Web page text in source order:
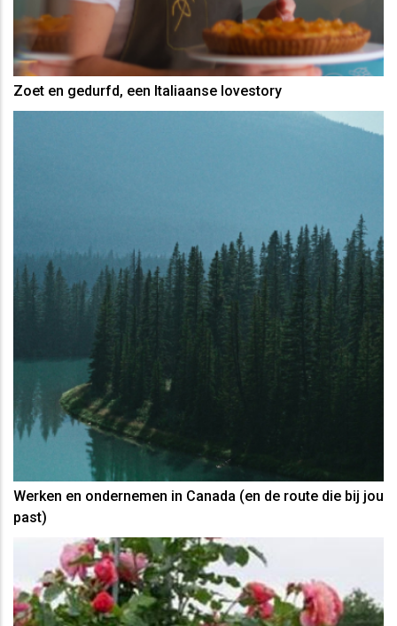
Zoet en gedurfd, een Italiaanse lovestory
Werken en ondernemen in Canada (en de route die bij jou
past)